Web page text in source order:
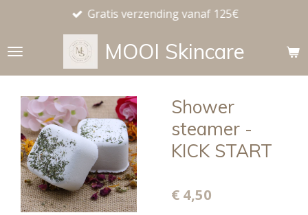
naar
MOOI Skincare
Gratis verzending vanaf 125€
Shower
steamer -
KICK START
€ 4,50